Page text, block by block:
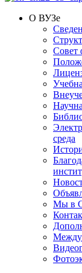
О ВУЗе
Совет
среда
Мы в